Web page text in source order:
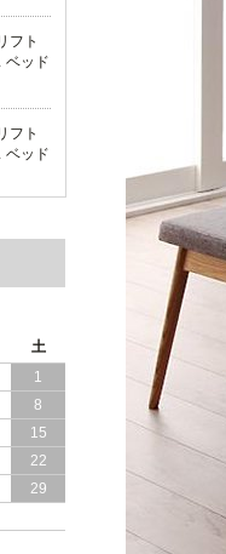
フト
ベッド
フト
ベッド
プ
置サ
トな
キング
大容
土
1
8
15
22
29